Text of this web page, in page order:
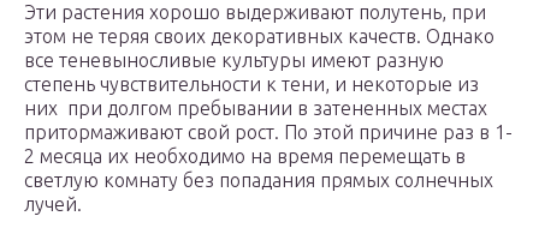
Эти растения хорошо выдерживают полутень, при
этом не теряя своих декоративных качеств. Однако
все теневыносливые культуры имеют разную
степень чувствительности к тени, и некоторые из
них при долгом пребывании в затененных местах
притормаживают свой рост. По этой причине раз в 1-
2 месяца их необходимо на время перемещать в
светлую комнату без попадания прямых солнечных
лучей.